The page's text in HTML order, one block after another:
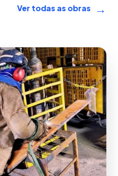
Ver todas as obras →